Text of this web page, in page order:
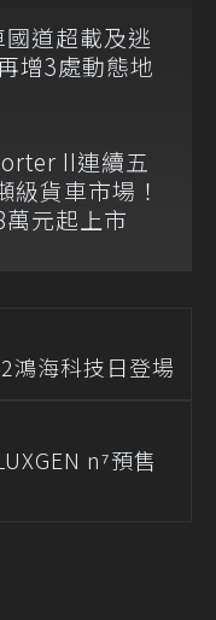
道超載及逃
增3處動態地
II連續五
級貨車市場！
元起上市
鴻海科技日登場
n⁷預售